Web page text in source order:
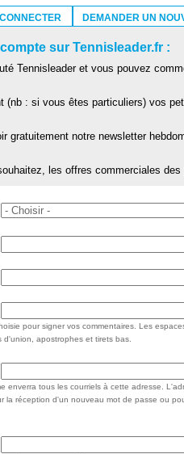
DEMANDER UN
sur Tennisleader.fr :
Tennisleader et vous pouvez
(nb : si vous êtes particuliers) vos
gratuitement notre newsletter
les offres commerciales des
pour signer vos commentaires. Les
apostrophes et tirets bas.
enverra tous les courriels à cette adresse.
la réception d'un nouveau mot de passe ou